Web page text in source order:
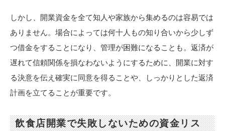
しかし、開業資金を全て知人や家族から集めるのは容易では
ありません。場合によっては何十人もの知り合いから少しず
つ借金をすることになり、管理が困難になることも。返済が
遅れて信頼関係を損なわないようにするために、開業に対す
る決意を伝え確実に同意を得ることや、しっかりとした返済
計画を立てることが重要です。
飲食店開業で失敗しないための資金リス